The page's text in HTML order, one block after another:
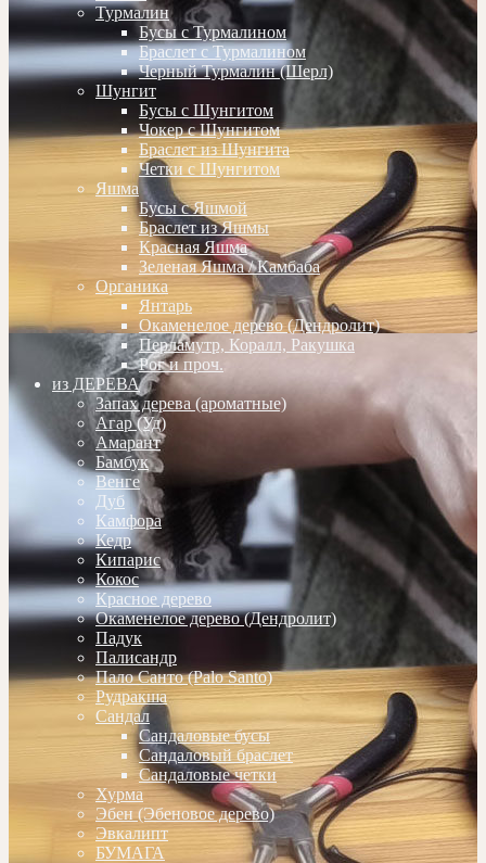
Турмалин
Бусы с Турмалином
Браслет с Турмалином
Черный Турмалин (Шерл)
Шунгит
Бусы с Шунгитом
Чокер с Шунгитом
Браслет из Шунгита
Четки с Шунгитом
Яшма
Бусы с Яшмой
Браслет из Яшмы
Красная Яшма
Зеленая Яшма / Камбаба
Органика
Янтарь
Окаменелое дерево (Дендролит)
Перламутр, Коралл, Ракушка
Рог и проч.
из ДЕРЕВА
Запах дерева (ароматные)
Агар (Уд)
Амарант
Бамбук
Венге
Дуб
Камфора
Кедр
Кипарис
Кокос
Красное дерево
Окаменелое дерево (Дендролит)
Падук
Палисандр
Пало Санто (Palo Santo)
Рудракша
Сандал
Сандаловые бусы
Сандаловый браслет
Сандаловые четки
Хурма
Эбен (Эбеновое дерево)
Эвкалипт
БУМАГА